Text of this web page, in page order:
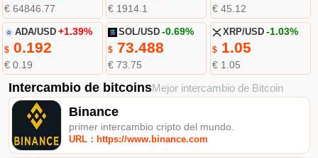
€ 64846.77 € 1914.1 € 45.12
ADA/USD +1.39%
$0.192
€ 0.19
SOL/USD -0.69%
$ 73.488
€ 73.75
XRP/USD -1.03%
$1.05
€ 1.05
Intercambio de bitcoinsMejor intercambio de Bitcoin
Binance
primer intercambio cripto del mundo.
URL：https://www.binance.com